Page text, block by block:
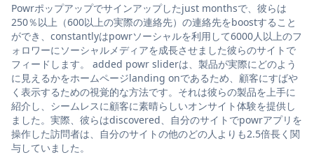
Powrポップアップでサインアップしたjust monthsで、彼らは
250％以上（600以上の実際の連絡先）の連絡先をboostすること
ができ、constantlyはpowrソーシャルを利用して6000人以上のフ
ォロワーにソーシャルメディアを成長させました彼らのサイトで
フィードします。 added powr sliderは、製品が実際にどのよう
に見えるかをホームページlanding onであるため、顧客にすばや
く表示するための視覚的な方法です。それは彼らの製品を上手に
紹介し、シームレスに顧客に素晴らしいオンサイト体験を提供し
ました。実際、彼らはdiscovered、自分のサイトでpowrアプリを
操作した訪問者は、自分のサイトの他のどの人よりも2.5倍長く関
与していました。